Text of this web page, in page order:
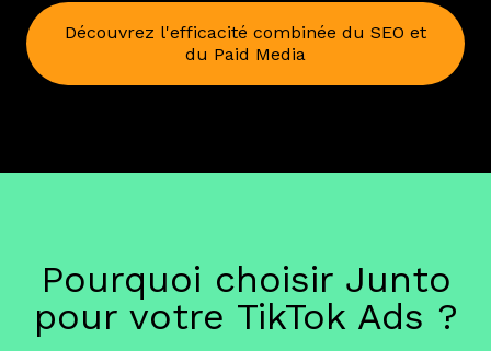
Découvrez l'efficacité combinée du SEO et
du Paid Media
Pourquoi choisir Junto
pour votre TikTok Ads ?